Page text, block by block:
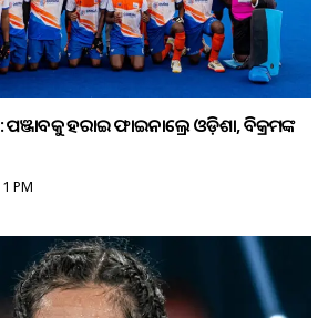
ହରାଇ ଫାଇନାଲ୍ରେ ଓଡ଼ିଶା, ବିକ୍ରମଙ୍କ
PM